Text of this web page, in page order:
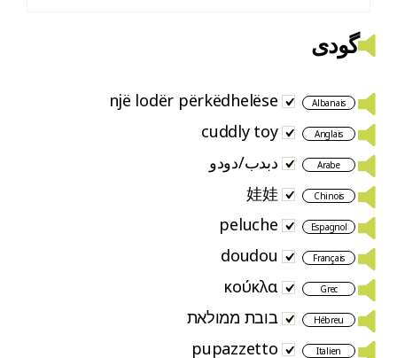
گودی
Albanais
një lodër përkëdhelëse
Anglais
cuddly toy
Arabe دبدب/دودو
Chinois
娃娃
Espagnol
peluche
Français
doudou
Grec
κούκλα
Hébreu בובת ממולאת
Italien
pupazzetto